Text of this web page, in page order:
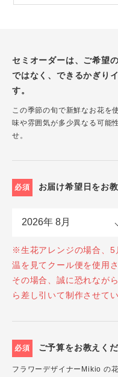
セミオーダーは、ご希望
ではなく、できるかぎり
す。
この季節の旬で新鮮なお花を
味や雰囲気が多少異なる可能
せ。
必須 お届け希望日をお
※生花アレンジの場合、5
温を見てクール便を使用
その場合、誠に恐れなが
ら差し引いて制作させて
必須 ご予算をお教えくだ
フラワーデザイナーMikio の